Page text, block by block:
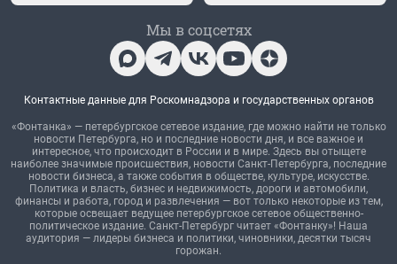
Мы в соцсетях
Контактные данные для Роскомнадзора и государственных органов
«Фонтанка» — петербургское сетевое издание, где можно найти не только
новости Петербурга, но и последние новости дня, и все важное и
интересное, что происходит в России и в мире. Здесь вы отыщете
наиболее значимые происшествия, новости Санкт-Петербурга, последние
новости бизнеса, а также события в обществе, культуре, искусстве.
Политика и власть, бизнес и недвижимость, дороги и автомобили,
финансы и работа, город и развлечения — вот только некоторые из тем,
которые освещает ведущее петербургское сетевое общественно-
политическое издание. Санкт-Петербург читает «Фонтанку»! Наша
аудитория — лидеры бизнеса и политики, чиновники, десятки тысяч
горожан.